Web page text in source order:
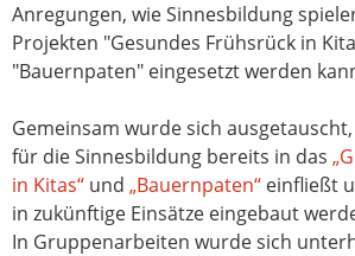
Anregungen, wie Sinnesbildung
Projekten "Gesundes Frühsrück in
"Bauernpaten" eingesetzt werden
Gemeinsam wurde sich
für die Sinnesbildung bereits in das
in Kitas“ und „Bauernpaten“ einfließt
in zukünftige Einsätze eingebaut
In Gruppenarbeiten wurde sich